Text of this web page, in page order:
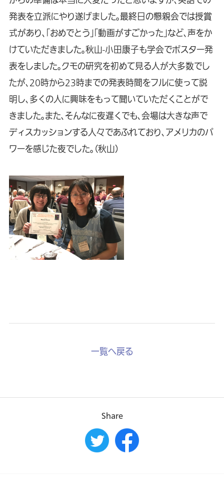
発表を立派にやり遂げました。最終日の懇親会では授賞
式があり、「おめでとう」「動画がすごかった」など、声をか
けていただきました。秋山-小田康子も学会でポスター発
表をしました。クモの研究を初めて見る人が大多数でし
たが、20時から23時までの発表時間をフルに使って説
明し、多くの人に興味をもって聞いていただくことがで
きました。また、そんなに夜遅くでも、会場は大きな声で
ディスカッションする人々であふれており、アメリカのパ
ワーを感じた夜でした。（秋山）
一覧へ戻る
Share